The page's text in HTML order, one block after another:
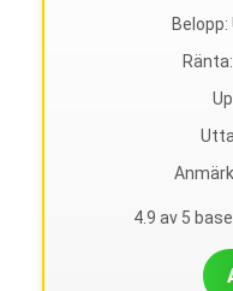
4.9 av 5